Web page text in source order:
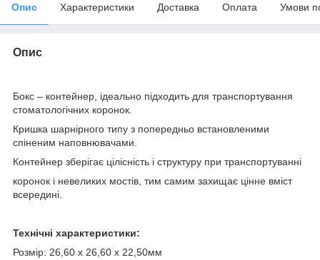
Опис Характеристики Доставка Оплата Умови
Опис
Бокс – контейнер, ідеально підходить для транспортування
стоматологічних коронок.
Кришка шарнірного типу з попередньо встановленими
спіненим наповнювачами.
Контейнер зберігає цілісність і структуру при транспортуванні
коронок і невеликих мостів, тим самим захищає цінне вміст
всередині.
Технічні характеристики:
Розмір: 26,60 х 26,60 х 22,50мм